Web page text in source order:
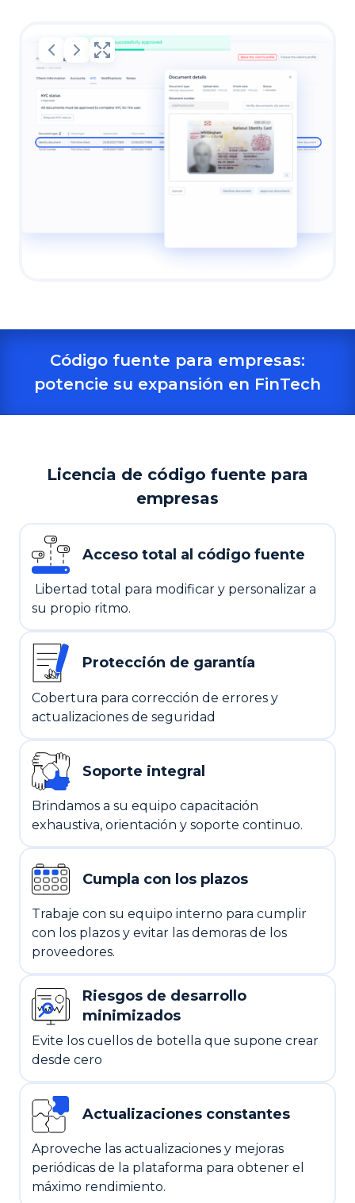
Código fuente para empresas:
potencie su expansión en FinTech
Licencia de código fuente para
empresas
Acceso total al código fuente
Libertad total para modificar y personalizar a
su propio ritmo.
Protección de garantía
Cobertura para corrección de errores y
actualizaciones de seguridad
Soporte integral
Brindamos a su equipo capacitación
exhaustiva, orientación y soporte continuo.
Cumpla con los plazos
Trabaje con su equipo interno para cumplir
con los plazos y evitar las demoras de los
proveedores.
Riesgos de desarrollo
minimizados
Evite los cuellos de botella que supone crear
desde cero
Actualizaciones constantes
Aproveche las actualizaciones y mejoras
periódicas de la plataforma para obtener el
máximo rendimiento.